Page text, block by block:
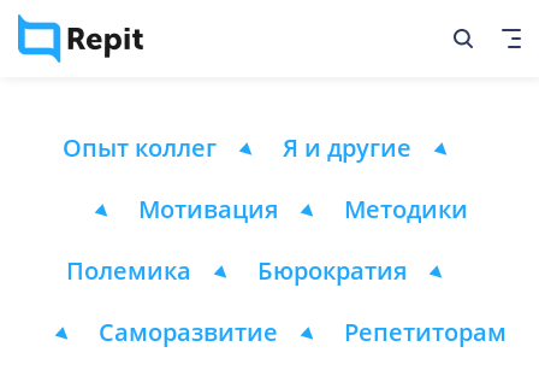
Опыт коллег
Я и другие
Мотивация
Методики
Полемика
Бюрократия
Саморазвитие
Репетиторам